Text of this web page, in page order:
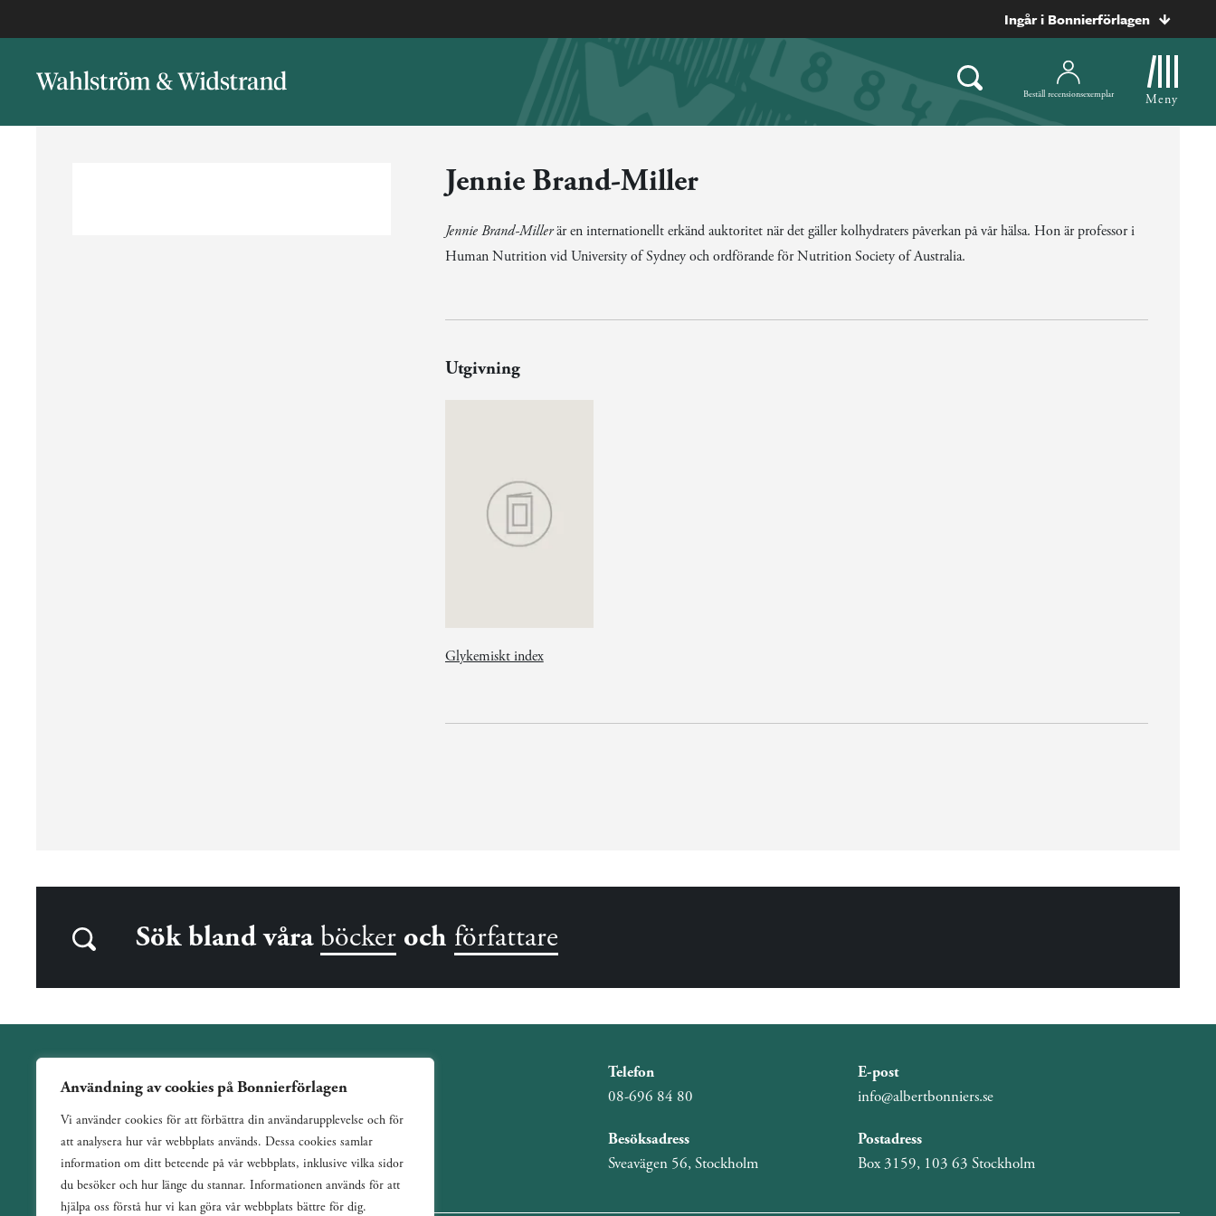
Användning av cookies på Bonnierförlagen
Vi använder cookies för att förbättra din användarupplevelse och för
att analysera hur vår webbplats används. Dessa cookies samlar
information om ditt beteende på vår webbplats, inklusive vilka sidor
du besöker och hur länge du stannar. Informationen används för att
hjälpa oss förstå hur vi kan göra vår webbplats bättre för dig.
Ingår i Bonnierförlagen
Beställ recensionsexemplar Meny
Jennie Brand-Miller
Jennie Brand-Millerär en internationellt erkänd auktoritet när det gäller kolhydraters påverkan på vår hälsa. Hon är professor i
Human Nutrition vid University of Sydney och ordförande för Nutrition Society of Australia.
Utgivning
Glykemiskt index
Sök bland våra böcker och författare
Wahlström & Widstrand är ett allmänutgivande förlag
verksamt sedan 1884. Vi har en bred och varierad utgivning
med ett tydligt fokus på skönlitteratur inom de flesta genrer.
Telefon
08-696 84 80
E-post
info@albertbonniers.se
Besöksadress
Sveavägen 56, Stockholm
Postadress
Box 3159, 103 63 Stockholm